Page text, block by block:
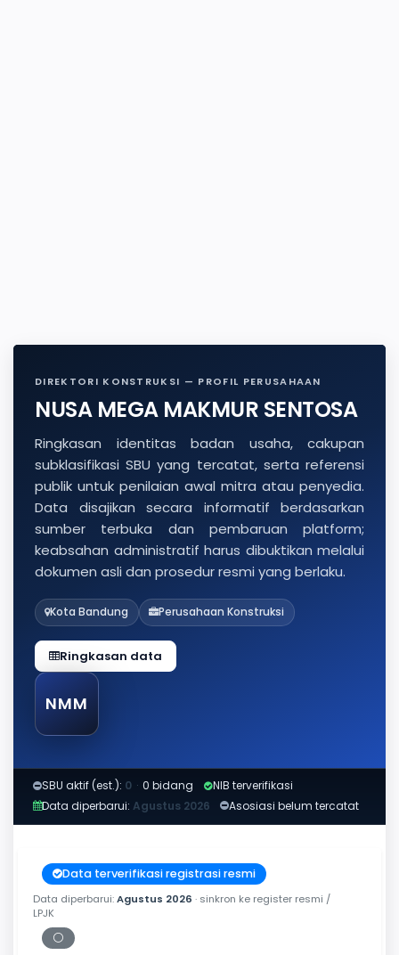
DIREKTORI KONSTRUKSI — PROFIL PERUSAHAAN
NUSA MEGA MAKMUR SENTOSA
Ringkasan identitas badan usaha, cakupan
subklasifikasi SBU yang tercatat, serta referensi
publik untuk penilaian awal mitra atau penyedia.
Data disajikan secara informatif berdasarkan
sumber terbuka dan pembaruan platform;
keabsahan administratif harus dibuktikan melalui
dokumen asli dan prosedur resmi yang berlaku.
Kota Bandung Perusahaan Konstruksi
Ringkasan data
NMM
SBU aktif (est.): 0 · 0 bidang
NIB terverifikasi
Data diperbarui: Agustus 2026 Asosiasi belum tercatat
Data terverifikasi registrasi resmi
Data diperbarui:Agustus 2026 · sinkron ke register resmi /
LPJK
⚪
Periksa tanggal cetak